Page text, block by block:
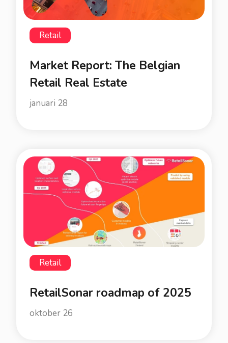
Retail
Market Report: The Belgian
Retail Real Estate
januari 28
Retail
RetailSonar roadmap of 2025
oktober 26